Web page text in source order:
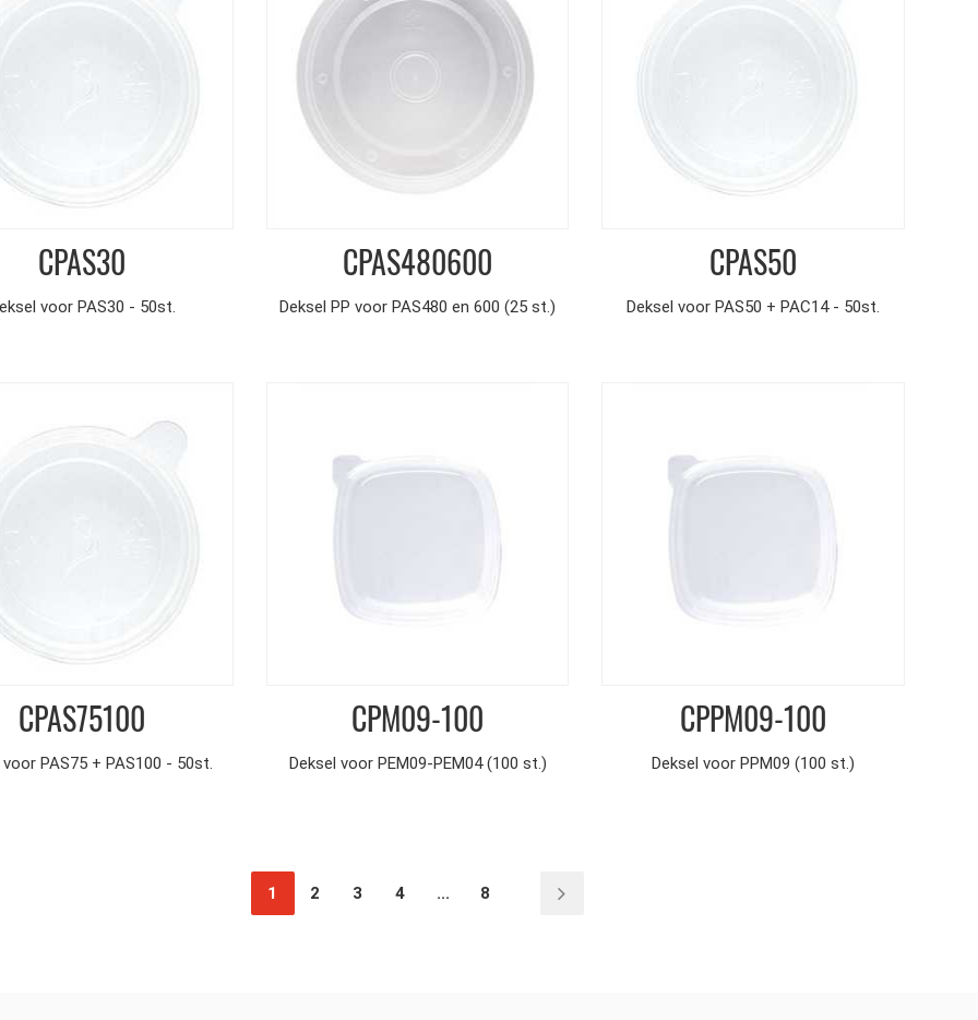
CPAS30
voor PAS30 - 50st.
CPAS480600
Deksel PP voor PAS480 en 600 (25 st.)
CPAS50
Deksel voor PAS50 + PAC14 - 50st.
CPAS75100
PAS75 + PAS100 - 50st.
CPM09-100
Deksel voor PEM09-PEM04 (100 st.)
CPPM09-100
Deksel voor PPM09 (100 st.)
1 2 3 4 ... 8